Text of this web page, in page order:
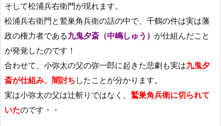
そして松浦兵右衛門が現れます。
松浦兵右衛門と鷲巣角兵衛の話の中で、千鶴の件は実は藩
政の権力者である九鬼夕斎（中嶋しゅう） が仕組んだこと
が発覚したのです！
合わせて、小弥太の父の弥一郎に起きた悲劇も実は九鬼夕
斎が仕組み、闇討ち したことが分かります。
実は小弥太の父は辻斬りではなく、 鷲巣角兵衛に切られて
いたのです・・